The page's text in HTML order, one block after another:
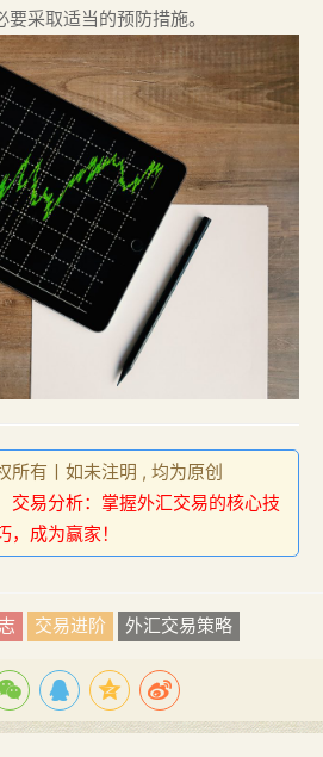
采取适当的预防措施。
所有丨如未注明 , 均为原创
交易分析：掌握外汇交易的核心技
，成为赢家！
交易进阶 外汇交易策略